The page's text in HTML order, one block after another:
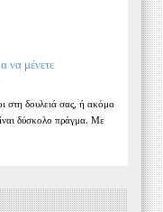
να μένετε
στη δουλειά σας, ή ακόμα
δύσκολο πράγμα. Με